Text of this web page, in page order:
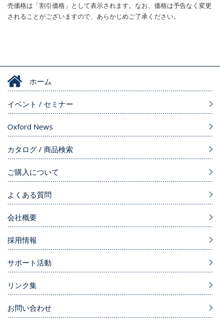
売価格は「割引価格」として表示されます。なお、価格は予告なく変更
されることがございますので、あらかじめご了承ください。
ホーム
イベント / セミナー
Oxford News
カタログ / 商品検索
ご購入について
よくある質問
会社概要
採用情報
サポート活動
リンク集
お問い合わせ